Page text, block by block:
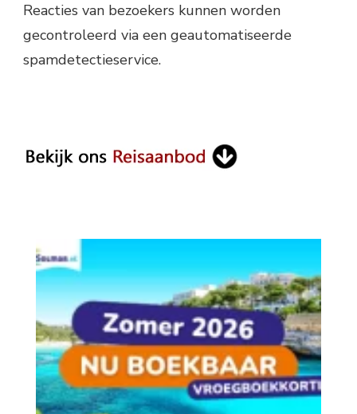
Reacties van bezoekers kunnen worden
gecontroleerd via een geautomatiseerde
spamdetectieservice.